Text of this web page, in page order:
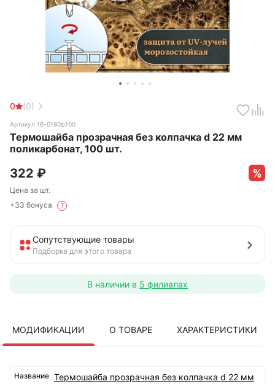
0 (0)
Артикул 16-0180ф100
Термошайба прозрачная без колпачка d 22 мм
поликарбонат, 100 шт.
322 ₽
Цена за шт.
+33 бонуса
?
Сопутствующие товары
Подборка для этого товара
В наличии в 5 филиалах
МОДИФИКАЦИИ О ТОВАРЕ ХАРАКТЕРИСТИКИ
Термошайба прозрачная без колпачка d 22 мм